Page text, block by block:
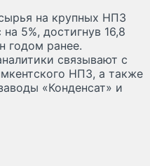
на крупных НПЗ
5%, достигнув 16,8
годом ранее.
связывают с
НПЗ, а также
«Конденсат» и